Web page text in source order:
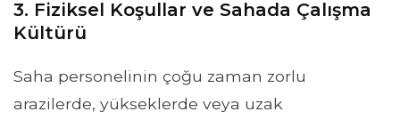
3. Fiziksel Koşullar ve Sahada Çalışma
Kültürü
Saha personelinin çoğu zaman zorlu
arazilerde, yükseklerde veya uzak